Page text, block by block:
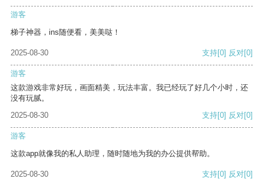
游客
梯子神器，ins随便看，美美哒！
2025-08-30 支持[0] 反对[0]
游客
这款游戏非常好玩，画面精美，玩法丰富。我已经玩了好几个小时，还
没有玩腻。
2025-08-30
支持[0] 反对[0]
游客
这款app就像我的私人助理，随时随地为我的办公提供帮助。
2025-08-30 支持[0] 反对[0]